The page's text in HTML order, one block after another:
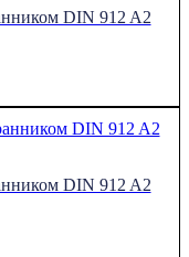
DIN 912 A2
DIN 912 A2